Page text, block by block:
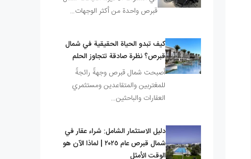
قبرص واحدة من أكثر الوجهات…
كيف تبدو الحياة الحقيقية في شمال
قبرص؟ نظرة صادقة تتجاوز الحلم
أصبحت شمال قبرص وجهةً رائجةً
للمغتربين والمتقاعدين ومستثمري
العقارات والباحثين…
دليل الاستثمار الشامل: شراء عقار في
شمال قبرص عام ٢٠٢٥ | لماذا الآن هو
الوقت الأمثل